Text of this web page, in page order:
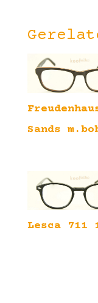
Sands
Lesca 711